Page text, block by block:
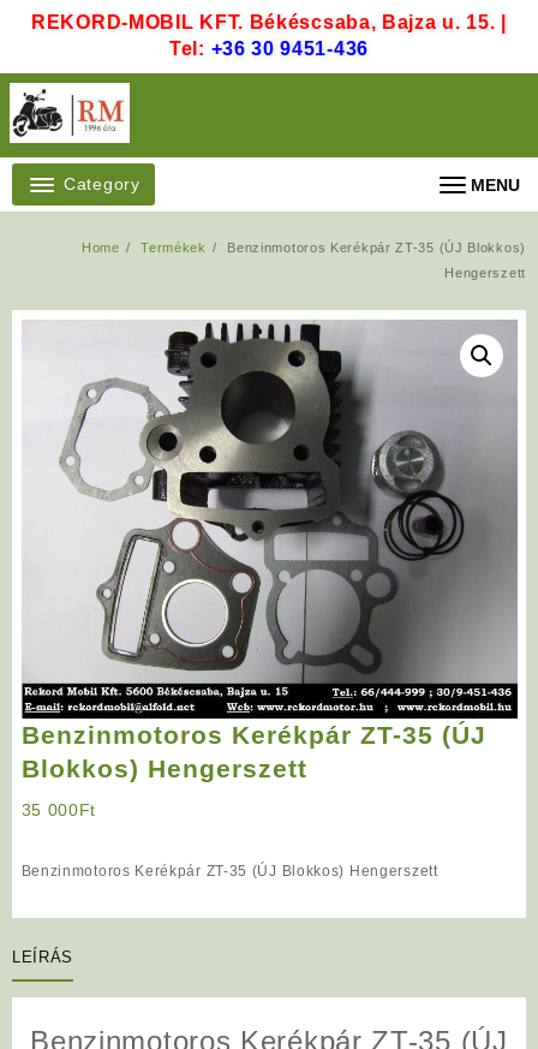
REKORD-MOBIL KFT. Békéscsaba, Bajza u. 15. |
Tel: +36 30 9451-436
Category MENU
Home Termékek
Benzinmotoros Kerékpár ZT-35 (ÚJ Blokkos)
Hengerszett
Benzinmotoros Kerékpár ZT-35 (ÚJ
Blokkos) Hengerszett
35 000Ft
Benzinmotoros Kerékpár ZT-35 (ÚJ Blokkos) Hengerszett
LEÍRÁS
Benzinmotoros Kerékpár ZT-35 (ÚJ